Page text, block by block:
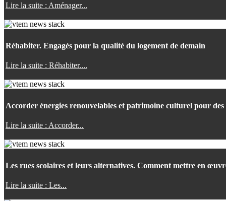
Lire la suite : Aménager...
Réhabiter. Engagés pour la qualité du logement de demain
Lire la suite : Réhabiter....
Accorder énergies renouvelables et patrimoine culturel pour
Lire la suite : Accorder...
Les rues scolaires et leurs alternatives. Comment mettre en
Lire la suite : Les...